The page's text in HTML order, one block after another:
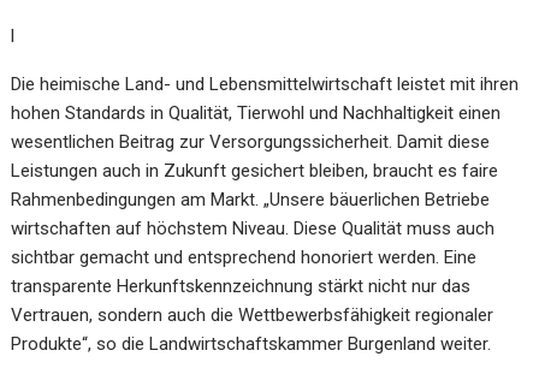
l
Die heimische Land- und Lebensmittelwirtschaft leistet mit ihren
hohen Standards in Qualität, Tierwohl und Nachhaltigkeit einen
wesentlichen Beitrag zur Versorgungssicherheit. Damit diese
Leistungen auch in Zukunft gesichert bleiben, braucht es faire
Rahmenbedingungen am Markt. „Unsere bäuerlichen Betriebe
wirtschaften auf höchstem Niveau. Diese Qualität muss auch
sichtbar gemacht und entsprechend honoriert werden. Eine
transparente Herkunftskennzeichnung stärkt nicht nur das
Vertrauen, sondern auch die Wettbewerbsfähigkeit regionaler
Produkte“, so die Landwirtschaftskammer Burgenland weiter.